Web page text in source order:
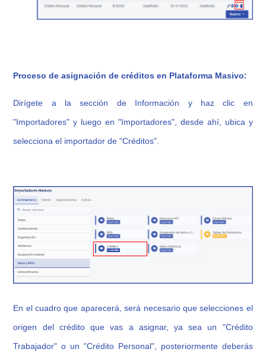
Proceso de asignación de créditos en Plataforma Masivo:
Dirígete a la sección de Información y haz clic en
"Importadores" y luego en "Importadores", desde ahí, ubica y
selecciona el importador de "Créditos".
En el cuadro que aparecerá, será necesario que selecciones el
origen del crédito que vas a asignar, ya sea un "Crédito
Trabajador" o un "Crédito Personal", posteriormente deberás